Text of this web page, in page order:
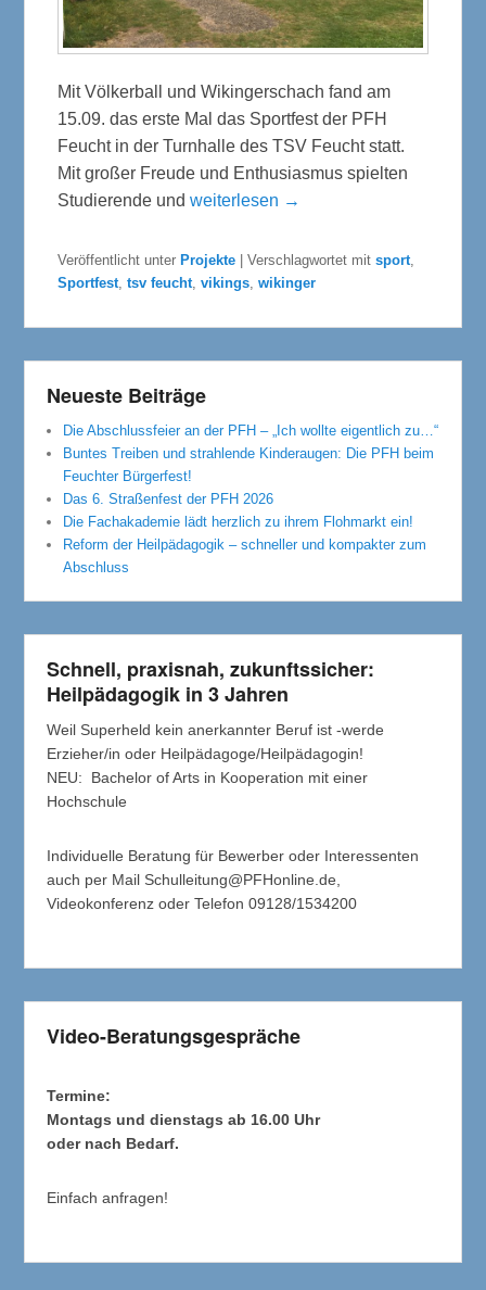
Mit Völkerball und Wikingerschach fand am
15.09. das erste Mal das Sportfest der PFH
Feucht in der Turnhalle des TSV Feucht statt.
Mit großer Freude und Enthusiasmus spielten
Studierende undweiterlesen →
Veröffentlicht unter Projekte |Verschlagwortet mit sport
Sportfest ,tsv feucht ,vikings ,wikinger
Neueste Beiträge
Die Abschlussfeier an der PFH – „Ich wollte eigentlich zu…“
Buntes Treiben und strahlende Kinderaugen: Die PFH beim
Feuchter Bürgerfest!
Das 6. Straßenfest der PFH 2026
Die Fachakademie lädt herzlich zu ihrem Flohmarkt ein!
Reform der Heilpädagogik – schneller und kompakter zum
Abschluss
Schnell, praxisnah, zukunftssicher:
Heilpädagogik in 3 Jahren
Weil Superheld kein anerkannter Beruf ist -werde
Erzieher/in oder Heilpädagoge/Heilpädagogin!
NEU: Bachelor of Arts in Kooperation mit einer
Hochschule
Individuelle Beratung für Bewerber oder Interessenten
auch per Mail Schulleitung@PFHonline.de,
Videokonferenz oder Telefon 09128/1534200
Video-Beratungsgespräche
Termine:
Montags und dienstags ab 16.00 Uhr
oder nach Bedarf.
Einfach anfragen!